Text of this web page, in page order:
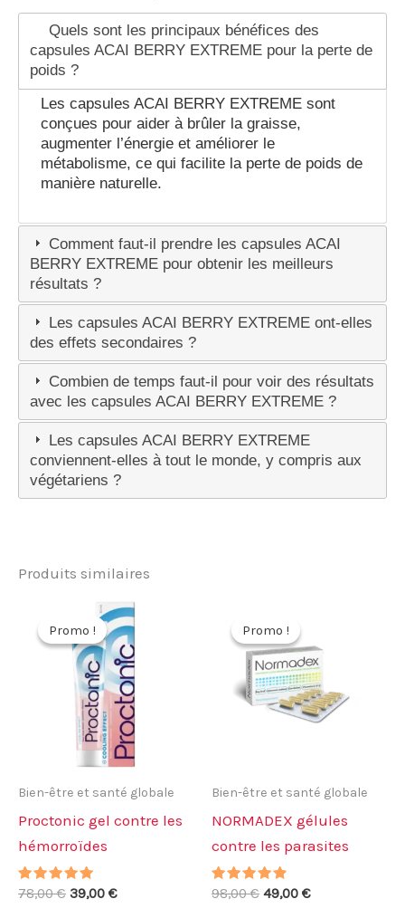
Quels sont les principaux bénéfices des
capsules ACAI BERRY EXTREME pour la perte de
poids ?
Les capsules ACAI BERRY EXTREME sont
conçues pour aider à brûler la graisse,
augmenter l’énergie et améliorer le
métabolisme, ce qui facilite la perte de poids de
manière naturelle.
Comment faut-il prendre les capsules ACAI
BERRY EXTREME pour obtenir les meilleurs
résultats ?
Les capsules ACAI BERRY EXTREME ont-elles
des effets secondaires ?
Combien de temps faut-il pour voir des résultats
avec les capsules ACAI BERRY EXTREME ?
Les capsules ACAI BERRY EXTREME
conviennent-elles à tout le monde, y compris aux
végétariens ?
Produits similaires
Promo !
Promo !
Bien-être et santé globale
Proctonic gel contre les
hémorroïdes
Note
78,00€ Le
39,00 €Le
Promo !
Promo !
Bien-être et santé globale
NORMADEX gélules
contre les parasites
Note
98,00€ Le
49,00 €Le